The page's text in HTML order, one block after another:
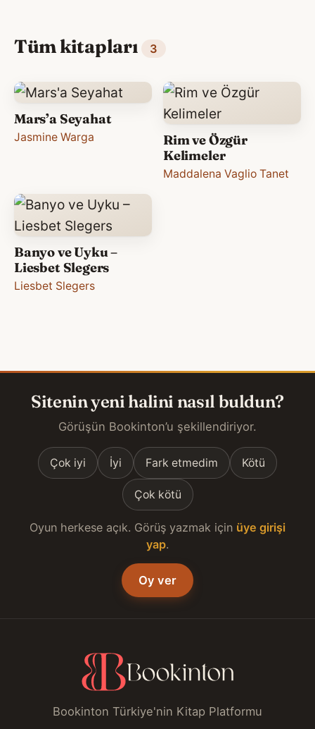
Tüm kitapları 3
Mars’a Seyahat
Jasmine Warga
Rim ve Özgür
Kelimeler
Maddalena Vaglio Tanet
Banyo ve Uyku –
Liesbet Slegers
Liesbet Slegers
Sitenin yeni halini nasıl buldun?
Görüşün Bookinton’u şekillendiriyor.
Çok iyi İyi Fark etmedim Kötü
Çok kötü
Oyun herkese açık. Görüş yazmak için üye girişi
yap.
Oy ver
Bookinton Türkiye'nin Kitap Platformu